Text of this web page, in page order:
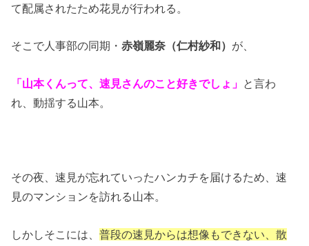
て配属されたため花見が行われる。
そこで人事部の同期・赤嶺麗奈（仁村紗和） が、
「山本くんって、速見さんのこと好きでしょ」
と言わ
れ、動揺する山本。
その夜、速見が忘れていったハンカチを届けるため、速
見のマンションを訪れる山本。
しかしそこには、普段の速見からは想像もできない、散